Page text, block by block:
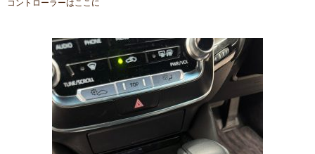
コントローラーはここに